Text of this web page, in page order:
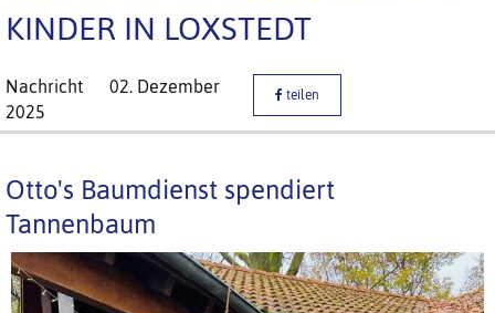
KINDER IN LOXSTEDT
Nachricht
02. Dezember
2025
teilen
Otto's Baumdienst spendiert
Tannenbaum